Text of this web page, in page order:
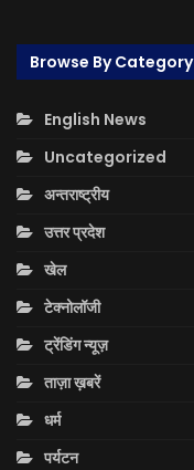
Browse By Category
English News
Uncategorized
अन्तराष्ट्रीय
उत्तर प्रदेश
खेल
टेक्नोलॉजी
ट्रेंडिंग न्यूज़
ताज़ा ख़बरें
धर्म
पर्यटन